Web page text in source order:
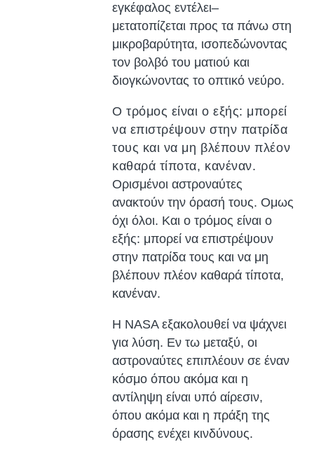
εγκέφαλος εντέλει–
μετατοπίζεται προς τα πάνω στη
μικροβαρύτητα, ισοπεδώνοντας
τον βολβό του ματιού και
διογκώνοντας το οπτικό νεύρο.
Ο τρόμος είναι ο εξής: μπορεί
να επιστρέψουν στην πατρίδα
τους και να μη βλέπουν πλέον
καθαρά τίποτα, κανέναν.
Ορισμένοι αστροναύτες
ανακτούν την όρασή τους. Ομως
όχι όλοι. Και ο τρόμος είναι ο
εξής: μπορεί να επιστρέψουν
στην πατρίδα τους και να μη
βλέπουν πλέον καθαρά τίποτα,
κανέναν.
Η NASA εξακολουθεί να ψάχνει
για λύση. Εν τω μεταξύ, οι
αστροναύτες επιπλέουν σε έναν
κόσμο όπου ακόμα και η
αντίληψη είναι υπό αίρεσιν,
όπου ακόμα και η πράξη της
όρασης ενέχει κινδύνους.